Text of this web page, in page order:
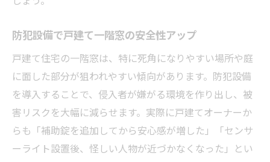
防犯設備で戸建て一階窓の安全性アップ
戸建て住宅の一階窓は、特に死角になりやすい場所や庭
に面した部分が狙われやすい傾向があります。防犯設備
を導入することで、侵入者が嫌がる環境を作り出し、被
害リスクを大幅に減らせます。実際に戸建てオーナーか
らも「補助錠を追加してから安心感が増した」「センサ
ーライト設置後、怪しい人物が近づかなくなった」とい